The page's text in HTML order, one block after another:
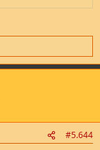
#5.644